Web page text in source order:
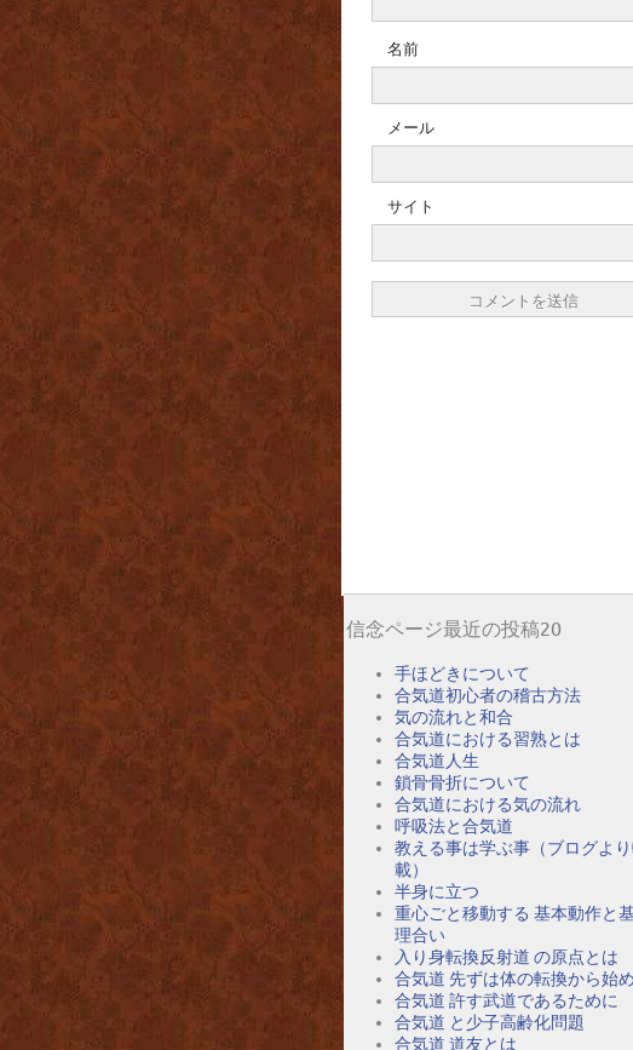
名前
メール
サイト
信念ページ最近の投稿20
手ほどきについて
合気道初心者の稽古方法
気の流れと和合
合気道における習熟とは
合気道人生
鎖骨骨折について
合気道における気の流れ
呼吸法と合気道
教える事は学ぶ事（ブログよ
載）
半身に立つ
重心ごと移動する 基本動作と
理合い
入り身転換反射道 の原点とは
合気道 先ずは体の転換から始
合気道 許す武道であるために
合気道 と少子高齢化問題
合気道 道友とは